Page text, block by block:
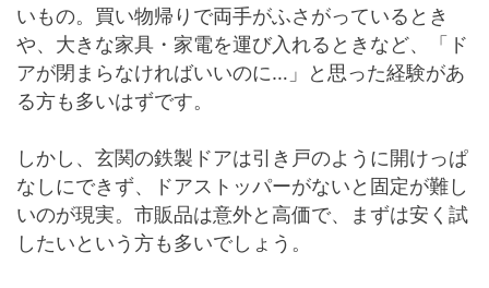
いもの。買い物帰りで両手がふさがっているとき
や、大きな家具・家電を運び入れるときなど、「ド
アが閉まらなければいいのに…」と思った経験があ
る方も多いはずです。
しかし、玄関の鉄製ドアは引き戸のように開けっぱ
なしにできず、ドアストッパーがないと固定が難し
いのが現実。市販品は意外と高価で、まずは安く試
したいという方も多いでしょう。